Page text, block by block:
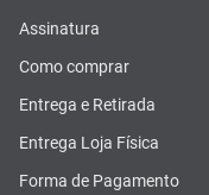
Assinatura
Como comprar
Entrega e Retirada
Entrega Loja Física
Forma de Pagamento